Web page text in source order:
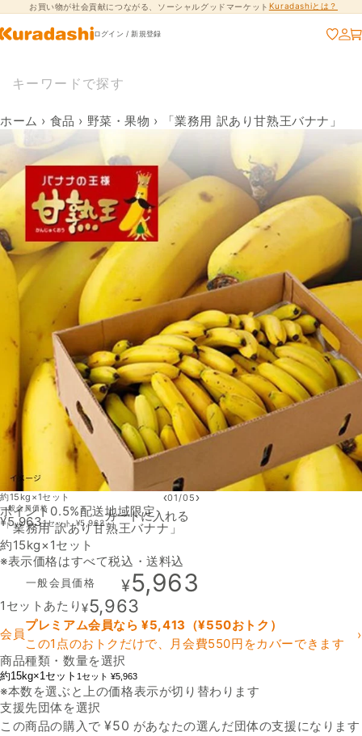
コンテンツに進
む
お買い物が社会貢献につながる、ソーシャルグッドマーケット Kuradashiとは？
ログイン / 新規登録
ホーム › 食品 › 野菜・果物 › 「業務用 訳あり甘熟王バナナ」
約15kg×1セット ‹01 /05›
ポイント0.5%配送地域限定
「業務用 訳あり甘熟王バナナ」
約15kg×1セット
※表示価格はすべて税込・送料込
一般会員価格 ¥5,963
1セットあたり¥5,963
会員
プレミアム会員なら ¥5,413 （¥550おトク）
この1点のおトクだけで、月会費550円をカバーできます
›
商品種類・数量を選択
約15kg×1セット 1セット ¥5,963
※本数を選ぶと上の価格表示が切り替わります
支援先団体を選択
この商品の購入で¥50 があなたの選んだ団体の支援になります
支援先団体
一般会員価格
¥5,9631セット¥5,963
カートに入れる